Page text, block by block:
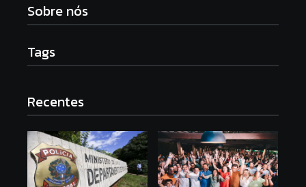
Sobre nós
Tags
Recentes